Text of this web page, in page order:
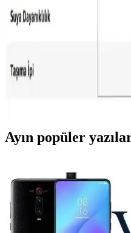
Apple 2. nesil kablosuz
uzun pil ömrü ile günlük ve
Özellikleri ve
Ayın popüler